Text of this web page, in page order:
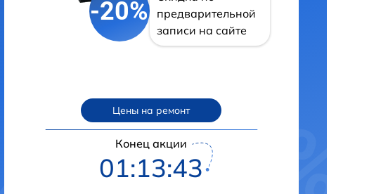
-20%
предварительной
записи на сайте
Цены на ремонт
Конец акции
01:13:42